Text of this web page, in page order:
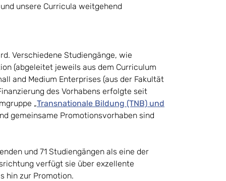
unsere Curricula weitgehend
Verschiedene Studiengänge, wie
(abgeleitet jeweils aus dem Curriculum
and Medium Enterprises (aus der Fakultät
des Vorhabens erfolgte seit
„Transnationale Bildung (TNB) und
gemeinsame Promotionsvorhaben sind
und 71 Studiengängen als eine der
verfügt sie über exzellente
hin zur Promotion.